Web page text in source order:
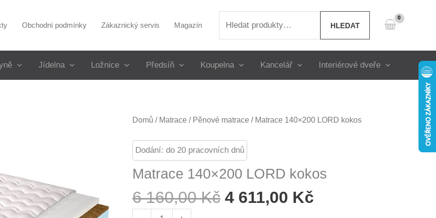
Obchodní podmínky Zákaznický servis Magazín HLEDAT
Jídelna Ložnice Předsíň Koupelna Kancelář Interiérové dveře
Domů / Matrace / Pěnové matrace / Matrace 140×200 LORD kokos
Dodání: do 20 pracovních dnů
Matrace 140×200 LORD kokos
6 160,00Kč Původní
4 611,00 Kč
Matrace